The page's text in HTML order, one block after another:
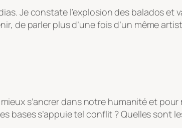
Je constate l’explosion des balados et
de parler plus d’une fois d’un même
s’ancrer dans notre humanité et
s’appuie tel conflit ? Quelles sont